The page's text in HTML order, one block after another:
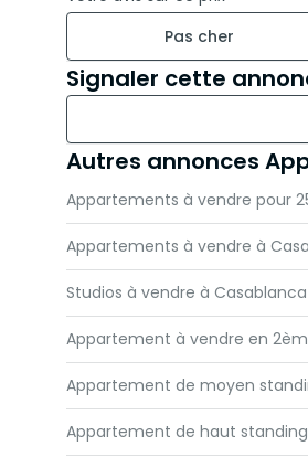
Pas cher
Signaler cette
Autres annonces
Appartements à vendre pour
Appartements à vendre à
Studios à vendre à Casablanca
Appartement à vendre en
Appartement de moyen
Appartement de haut